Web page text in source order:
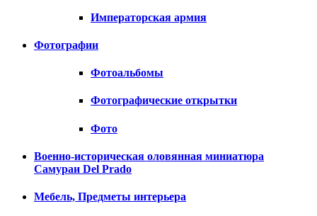
Императорская армия
Фотографии
Фотоальбомы
Фотографические открытки
Фото
Военно-историческая оловянная миниатюра
Самураи Del Prado
Мебель, Предметы интерьера